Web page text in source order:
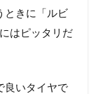
ときに「ルビ
はピッタリだ
良いタイヤで